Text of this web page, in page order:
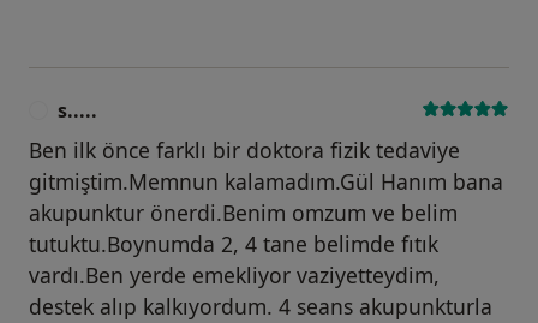
s.....
Ben ilk önce farklı bir doktora fizik tedaviye
gitmiştim.Memnun kalamadım.Gül Hanım bana
akupunktur önerdi.Benim omzum ve belim
tutuktu.Boynumda 2, 4 tane belimde fıtık
vardı.Ben yerde emekliyor vaziyetteydim,
destek alıp kalkıyordum. 4 seans akupunkturla